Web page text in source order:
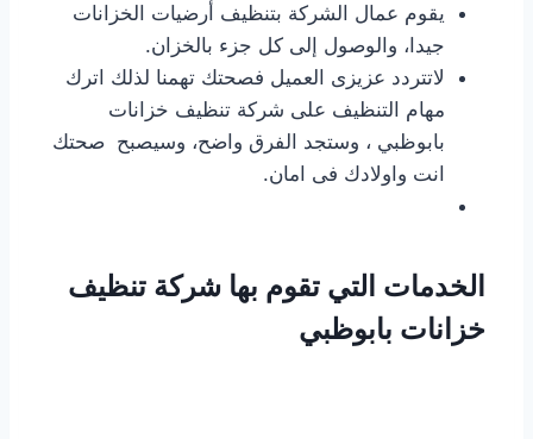
يقوم عمال الشركة بتنظيف أرضيات الخزانات
جيدا، والوصول إلى كل جزء بالخزان.
لاتتردد عزيزى العميل فصحتك تهمنا لذلك اترك
مهام التنظيف على شركة تنظيف خزانات
بابوظبي ، وستجد الفرق واضح، وسيصبح صحتك
انت واولادك فى امان.
الخدمات التي تقوم بها شركة تنظيف
خزانات بابوظبي